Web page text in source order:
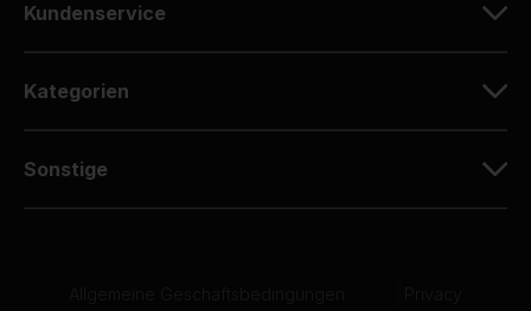
Kundenservice
Kategorien
Sonstige